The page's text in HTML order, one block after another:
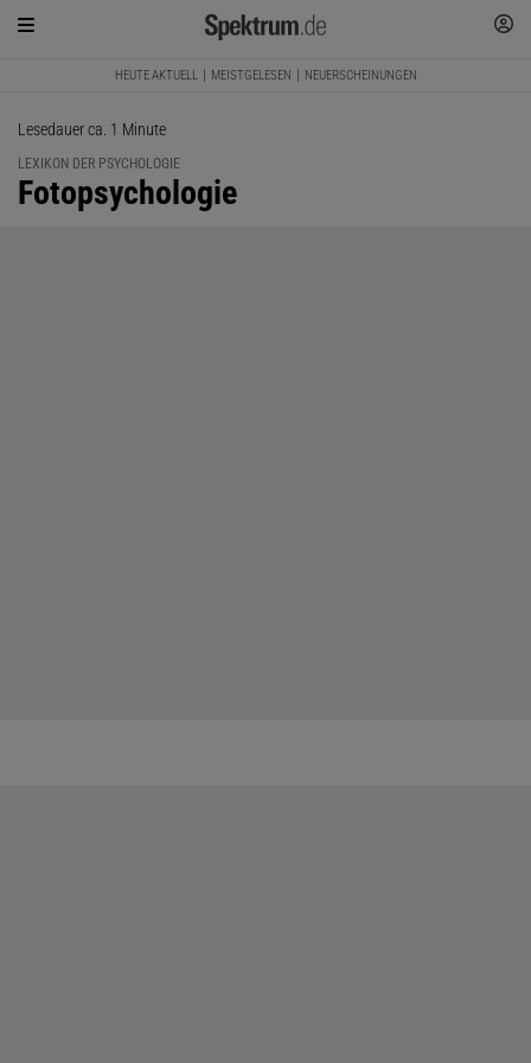
HEUTE AKTUELL MEISTGELESEN NEUERSCHEINUNGEN
Lesedauer ca. 1 Minute
LEXIKON DER PSYCHOLOGIE
:
Fotopsychologie